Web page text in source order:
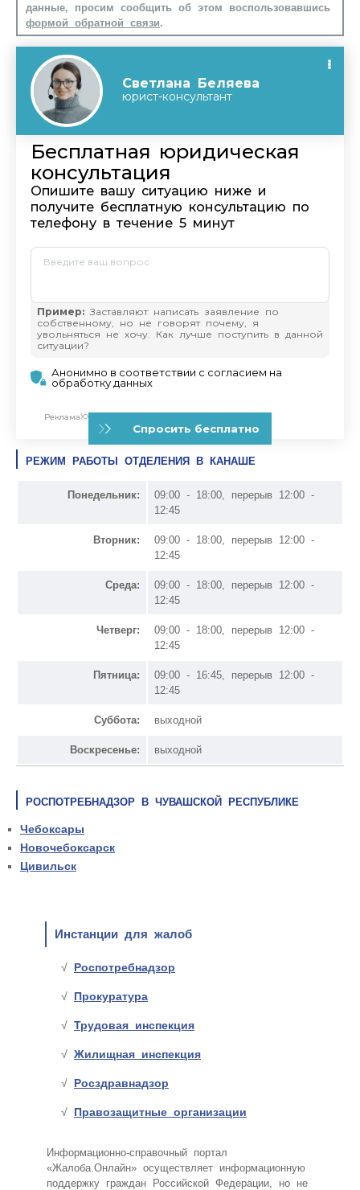
данные, просим сообщить об этом воспользовавшись
формой обратной связи.
РЕЖИМ РАБОТЫ ОТДЕЛЕНИЯ В КАНАШЕ
Понедельник:
09:00 - 18:00, перерыв 12:00 -
12:45
Вторник:
09:00 - 18:00, перерыв 12:00 -
12:45
Среда:
09:00 - 18:00, перерыв 12:00 -
12:45
Четверг:
09:00 - 18:00, перерыв 12:00 -
12:45
Пятница:
09:00 - 16:45, перерыв 12:00 -
12:45
Суббота: выходной
Воскресенье: выходной
РОСПОТРЕБНАДЗОР В ЧУВАШСКОЙ РЕСПУБЛИКЕ
Чебоксары
Новочебоксарск
Цивильск
Инстанции для жалоб
Роспотребнадзор
Прокуратура
Трудовая инспекция
Жилищная инспекция
Росздравнадзор
Правозащитные организации
Информационно-справочный портал
«Жалоба.Онлайн» осуществляет информационную
поддержку граждан Российской Федерации, но не